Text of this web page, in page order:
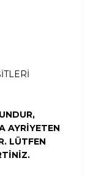
AYRİYETEN
LÜTFEN